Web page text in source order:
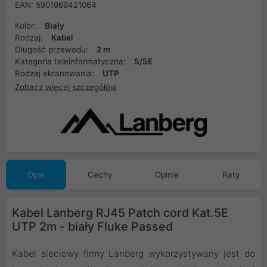
EAN: 5901969421064
Kolor:
Biały
Rodzaj:
Kabel
Długość przewodu:
2 m
Kategoria teleinformatyczna:
5/5E
Rodzaj ekranowania:
UTP
Zobacz więcej szczegółów
Opis Cechy Opinie Raty
Kabel Lanberg RJ45 Patch cord Kat.5E
UTP 2m - biały Fluke Passed
Kabel sieciowy firmy Lanberg wykorzystywany jest do